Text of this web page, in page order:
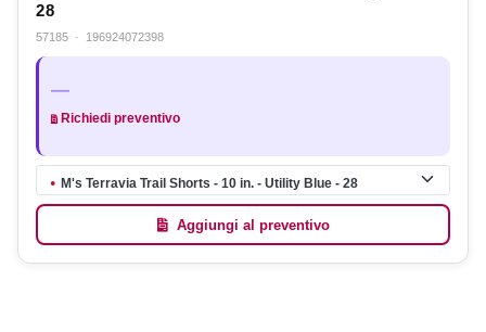
28
57185 · 196924072398
—
Richiedi preventivo
● M's Terravia Trail Shorts - 10 in. - Utility Blue - 28
Aggiungi al preventivo